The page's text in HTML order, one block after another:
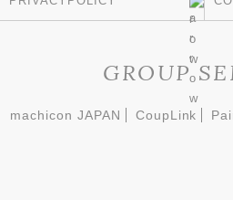
GROUP
machicon JAPAN CoupLink